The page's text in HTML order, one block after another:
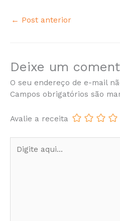
← Post anterior
Deixe um
O seu endereço de e-mail
Campos obrigatórios são
Avalie a receita
aqui...